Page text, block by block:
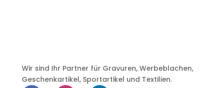
Wir sind Ihr Partner für Gravuren, Werbeblachen,
Geschenkartikel, Sportartikel und Textilien.